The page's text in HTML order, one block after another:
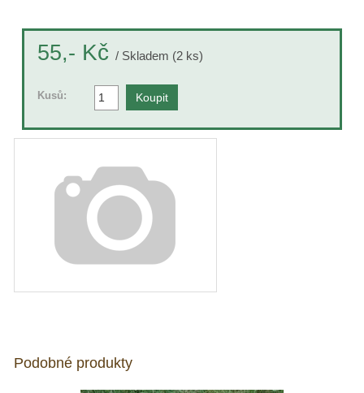
55,- Kč / Skladem (2 ks)
Kusů:
Podobné produkty